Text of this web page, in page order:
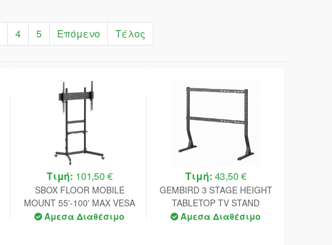
4 5 Επόμενο Τέλος
Τιμή: 101,50 €
SBOX FLOOR MOBILE
MOUNT 55'-100' MAX VESA
800X600 BLACK
Άμεσα Διαθέσιμο
Τιμή: 43,50 €
GEMBIRD 3 STAGE HEIGHT
TABLETOP TV STAND
45'-90' MAX VESA 800x400
Άμεσα Διαθέσιμο